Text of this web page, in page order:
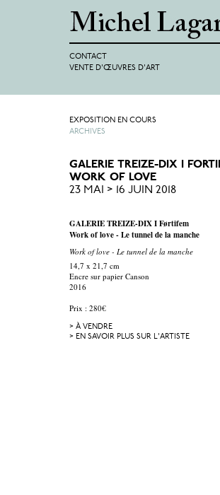
CONTACT
VENTE D'ŒUVRES D'ART
EXPOSITION EN COURS
ARCHIVES
GALERIE TREIZE-DIX I
WORK OF LOVE
23 MAI > 16 JUIN 2018
GALERIE TREIZE-DIX I Førtifem
Work of love - Le tunnel de la manche
Work of love - Le tunnel de la manche
14,7 x 21,7 cm
Encre sur papier Canson
2016
Prix : 280€
> À VENDRE
> EN SAVOIR PLUS SUR L'ARTISTE